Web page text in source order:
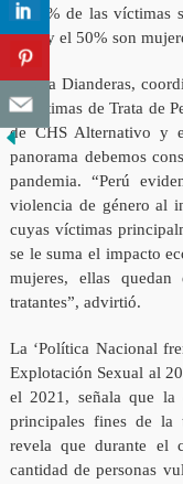
el 45% de las víctimas
años y el 50% son
Karina Dianderas,
a Víctimas de Trata de
de CHS Alternativo y
panorama debemos
pandemia. “Perú
violencia de género al
cuyas víctimas
se le suma el impacto
mujeres, ellas
tratantes”, advirtió.
La ‘Política Nacional
Explotación Sexual al
el 2021, señala que la
principales fines de la
revela que durante el
cantidad de personas